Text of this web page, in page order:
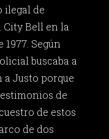
ilegal de
Bell en la
Según
buscaba a
Justo porque
de
de estos
de dos